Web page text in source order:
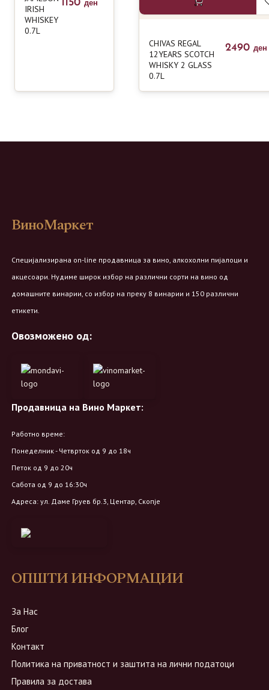
IRISH
WHISKEY
0.7L
1150 ден
CHIVAS REGAL
12YEARS SCOTCH
WHISKY 2 GLASS
0.7L
2490 ден
ВиноМаркет
Специјализирана on-line продавница за вино, алкохолни пијалоци и
акцесоари. Нудиме широк избор на различни сорти на вино од
домашните винарии, со избор на преку 8 винарии и 150 различни
етикети.
Овозможено од:
Продавница на Вино Маркет:
Работно време:
Понеделник - Четврток од 9 до 18ч
Петок од 9 до 20ч
Сабота од 9 до 16:30ч
Адреса: ул. Даме Груев бр.3, Центар, Скопје
ОПШТИ ИНФОРМАЦИИ
За Нас
Блог
Контакт
Политика на приватност и заштита на лични податоци
Правила за достава